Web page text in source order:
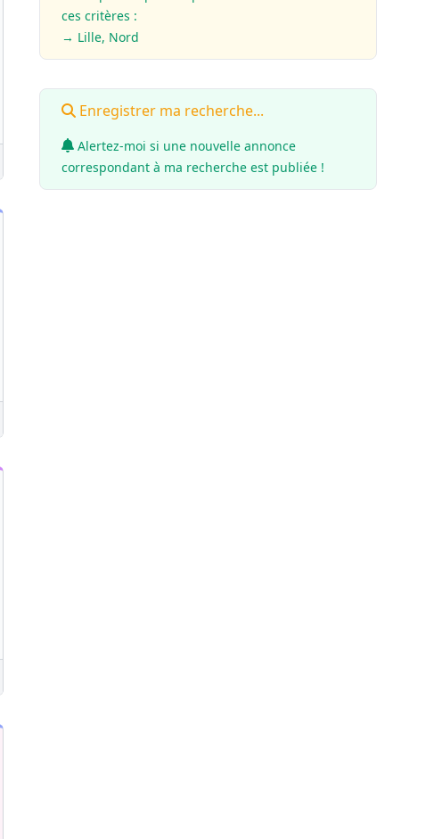
ces critères :
→ Lille, Nord
Enregistrer ma recherche...
Alertez-moi si une nouvelle annonce
correspondant à ma recherche est publiée !